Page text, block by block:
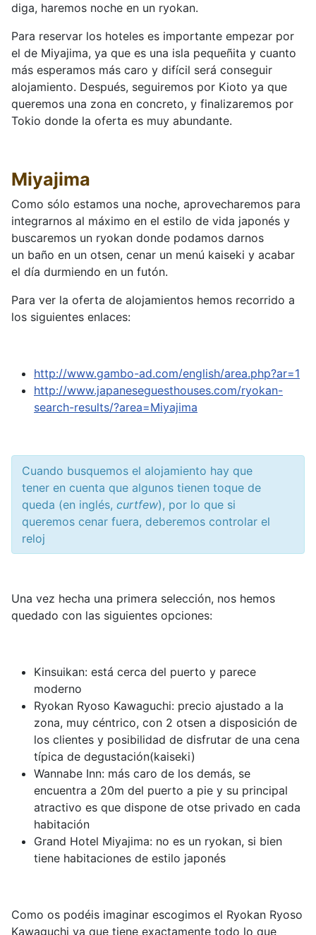
diga, haremos noche en un ryokan.
Para reservar los hoteles es importante empezar por
el de Miyajima, ya que es una isla pequeñita y cuanto
más esperamos más caro y difícil será conseguir
alojamiento. Después, seguiremos por Kioto ya que
queremos una zona en concreto, y finalizaremos por
Tokio donde la oferta es muy abundante.
Miyajima
Como sólo estamos una noche, aprovecharemos para
integrarnos al máximo en el estilo de vida japonés y
buscaremos un ryokan donde podamos darnos
un baño en un otsen, cenar un menú kaiseki y acabar
el día durmiendo en un futón.
Para ver la oferta de alojamientos hemos recorrido a
los siguientes enlaces:
http://www.gambo-ad.com/english/area.php?ar=1
http://www.japaneseguesthouses.com/ryokan-
search-results/?area=Miyajima
Cuando busquemos el alojamiento hay que
tener en cuenta que algunos tienen toque de
queda (en inglés, curtfew), por lo que si
queremos cenar fuera, deberemos controlar el
reloj
Una vez hecha una primera selección, nos hemos
quedado con las siguientes opciones:
Kinsuikan: está cerca del puerto y parece
moderno
Ryokan Ryoso Kawaguchi: precio ajustado a la
zona, muy céntrico, con 2 otsen a disposición de
los clientes y posibilidad de disfrutar de una cena
típica de degustación(kaiseki)
Wannabe Inn: más caro de los demás, se
encuentra a 20m del puerto a pie y su principal
atractivo es que dispone de otse privado en cada
habitación
Grand Hotel Miyajima: no es un ryokan, si bien
tiene habitaciones de estilo japonés
Como os podéis imaginar escogimos el Ryokan Ryoso
Kawaguchi ya que tiene exactamente todo lo que